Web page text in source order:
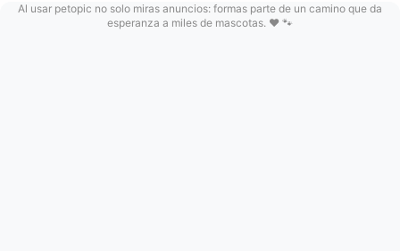
Al usar petopic no solo miras anuncios: formas parte de un camino que da
esperanza a miles de mascotas. ❤️ 🐾